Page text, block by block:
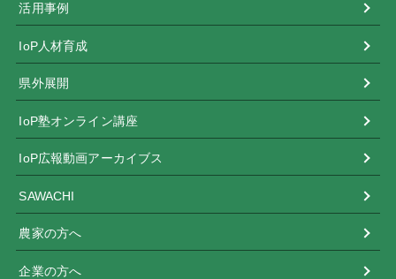
活用事例
IoP人材育成
県外展開
IoP塾オンライン講座
IoP広報動画アーカイブス
SAWACHI
農家の方へ
企業の方へ